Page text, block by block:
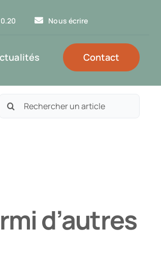
Nous écrire
Contact
Rechercher:
d’autres